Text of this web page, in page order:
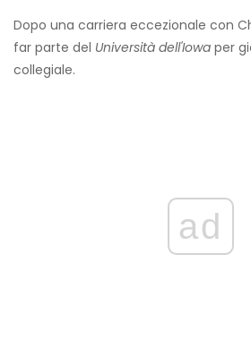
Dopo una carriera eccezionale con
far parte del Università dell'Iowa per
collegiale.
ad